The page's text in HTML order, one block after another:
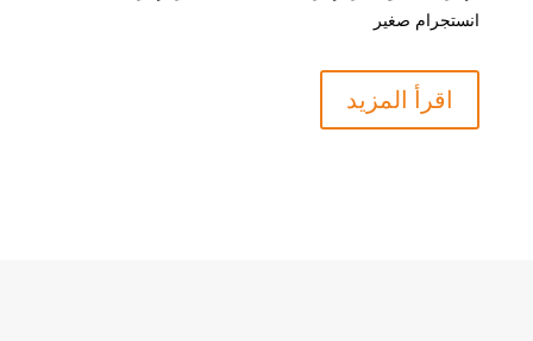
انستجرام صغير
اقرأ المزيد